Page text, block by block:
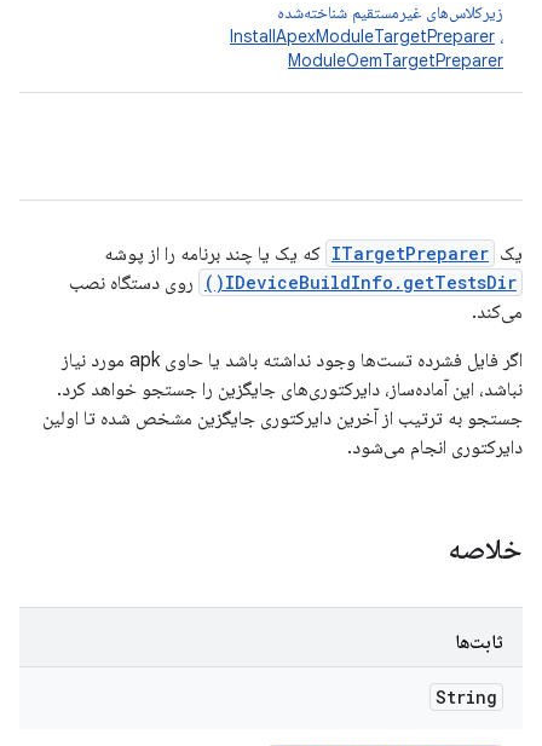
زیرکلاس‌های غیرمستقیم شناخته‌شده
InstallApexModuleTargetPreparer ،
ModuleOemTargetPreparer
یک ITargetPreparer که یک یا چند برنامه را از پوشه
IDeviceBuildInfo.getTestsDir()
روی دستگاه نصب
می‌کند.
اگر فایل فشرده تست‌ها وجود نداشته باشد یا حاوی apk مورد نیاز
نباشد، این آماده‌ساز، دایرکتوری‌های جایگزین را جستجو خواهد کرد.
جستجو به ترتیب از آخرین دایرکتوری جایگزین مشخص شده تا اولین
دایرکتوری انجام می‌شود.
خلاصه
ثابت‌ها
String